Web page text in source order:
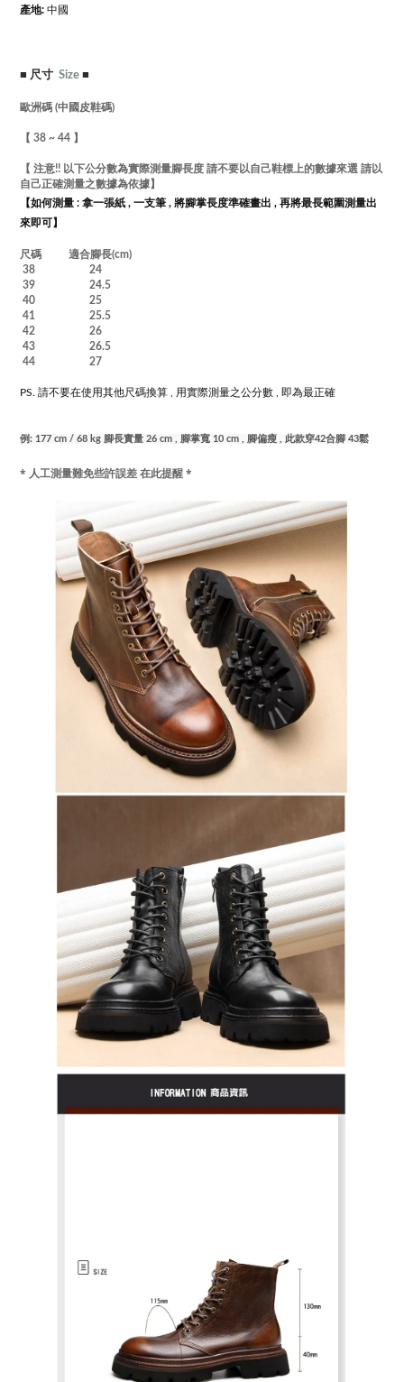
產地: 中國
■ 尺寸 Size ■
歐洲碼 (中國皮鞋碼)
【 38 ~ 44 】
【 注意!! 以下公分數為實際測量腳長度 請不要以自己鞋標上的數據來選 請以
自己正確測量之數據為依據】
【如何測量 : 拿一張紙 , 一支筆 , 將腳掌長度準確畫出 , 再將最長範圍測量出
來即可】
尺碼 適合腳長(cm)
38 24
39 24.5
40 25
41 25.5
42 26
43 26.5
44 27
PS. 請不要在使用其他尺碼換算 , 用實際測量之公分數 , 即為最正確
例: 177 cm / 68 kg 腳長實量 26 cm , 腳掌寬 10 cm , 腳偏瘦 , 此款穿42合腳 43鬆
* 人工測量難免些許誤差 在此提醒 *